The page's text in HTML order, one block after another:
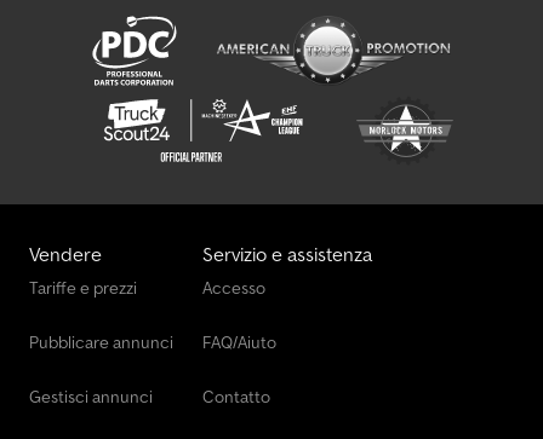
Vendere
Tariffe e prezzi
Pubblicare annunci
Gestisci annunci
Servizio e assistenza
Accesso
FAQ/Aiuto
Contatto